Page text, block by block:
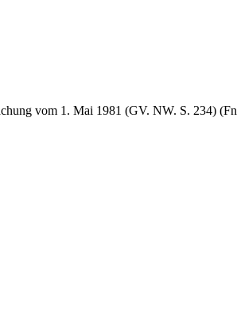
vom 1. Mai 1981 (GV. NW. S. 234) (Fn